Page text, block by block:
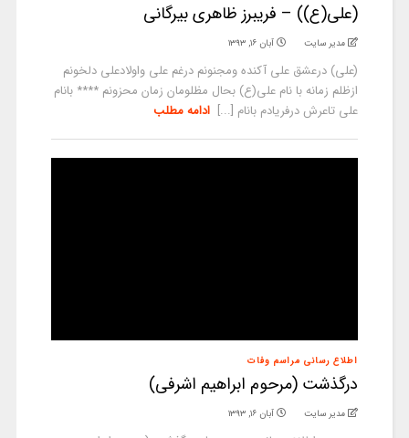
(علی(ع)) – فریبرز ظاهری بیرگانی
مدیر سایت آبان ۱۶, ۱۳۹۳
(علی) درعشق علی آکنده ومجنونم درغم علی واولادعلی دلخونم
ازظلم زمانه با نام علی(ع) بحال مظلومان زمان محزونم **** بانام
علی تاعرش درفریادم بانام [...] ادامه مطلب
اطلاع رسانی مراسم وفات
درگذشت (مرحوم ابراهیم اشرفی)
مدیر سایت آبان ۱۶, ۱۳۹۳